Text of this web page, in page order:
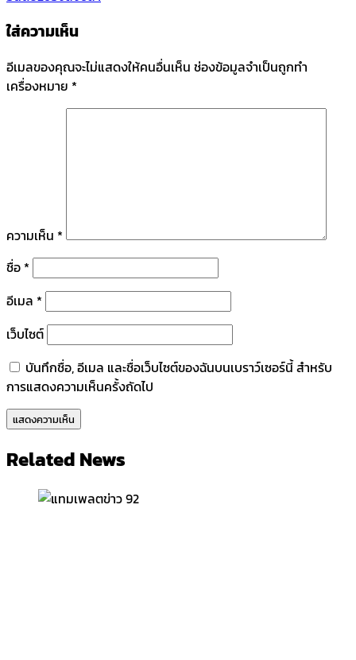
ใส่ความเห็น
อีเมลของคุณจะไม่แสดงให้คนอื่นเห็น ช่องข้อมูลจำเป็นถูกทำ
เครื่องหมาย *
ความเห็น *
ชื่อ *
อีเมล *
เว็บไซต์
บันทึกชื่อ, อีเมล และชื่อเว็บไซต์ของฉันบนเบราว์เซอร์นี้ สำหรับ
การแสดงความเห็นครั้งถัดไป
Related News